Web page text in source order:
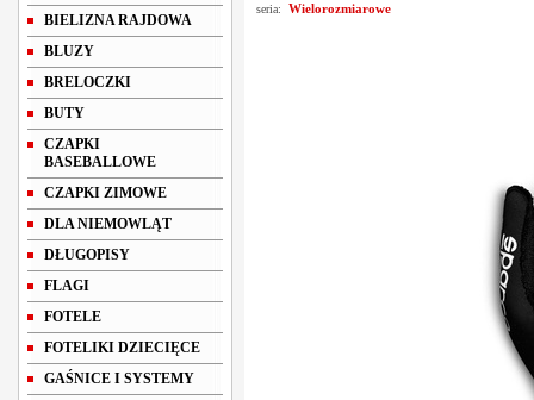
BIELIZNA RAJDOWA
BLUZY
BRELOCZKI
BUTY
CZAPKI
BASEBALLOWE
CZAPKI ZIMOWE
DLA NIEMOWLĄT
DŁUGOPISY
FLAGI
FOTELE
FOTELIKI DZIECIĘCE
GAŚNICE I SYSTEMY
seria:
Wielorozmiarowe